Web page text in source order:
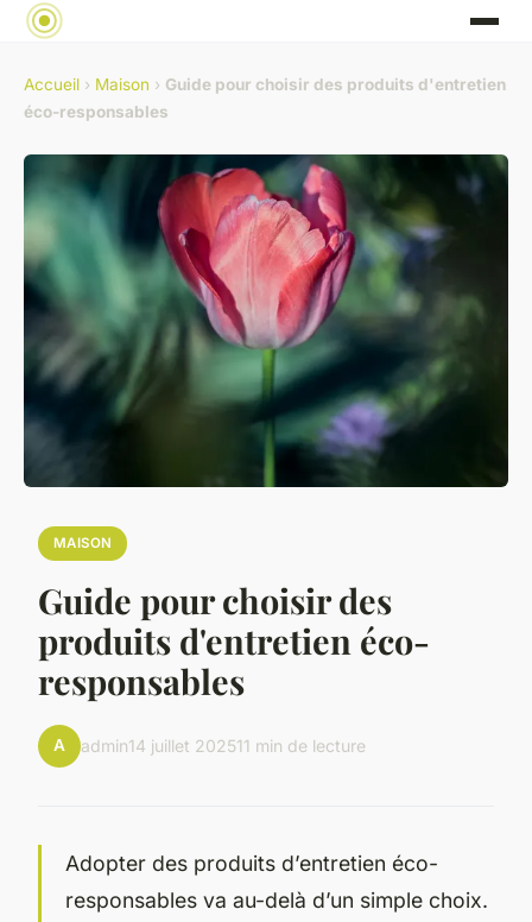
Accueil › Maison › Guide pour choisir des produits d'entretien
éco-responsables
MAISON
Guide pour choisir des
produits d'entretien éco-
responsables
A admin14 juillet 202511 min de lecture
Adopter des produits d’entretien éco-
responsables va au-delà d’un simple choix.